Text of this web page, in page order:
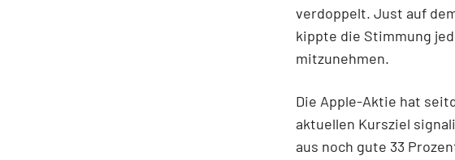
verdoppelt. Just auf
kippte die Stimmung
mitzunehmen.
Die Apple-Aktie hat
aktuellen Kursziel
aus noch gute 33